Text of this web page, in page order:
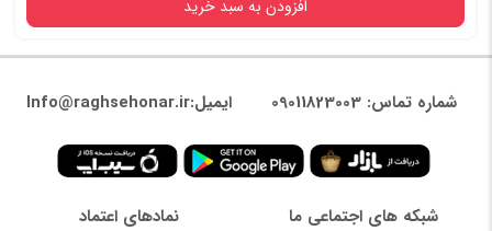
افزودن به سبد خرید
شماره تماس: 09011823003 ایمیل:Info@raghsehonar.ir
شبکه های اجتماعی ما نمادهای اعتماد